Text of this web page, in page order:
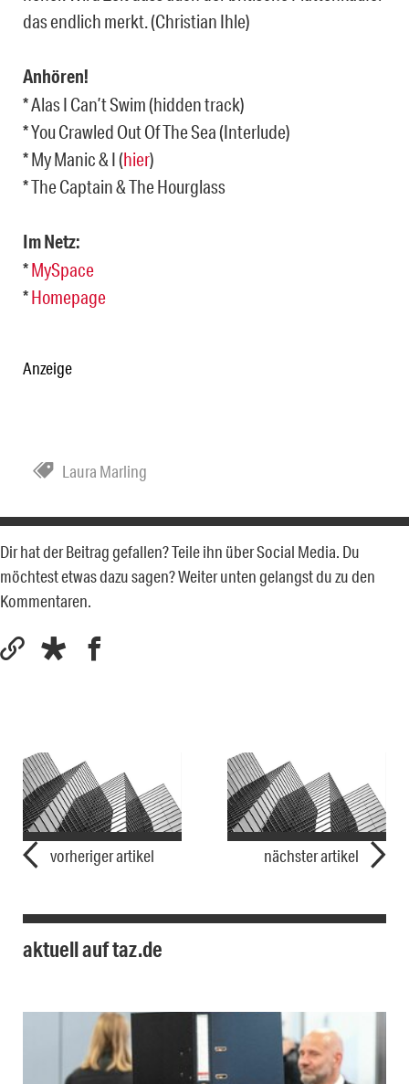
das endlich merkt. (Christian Ihle)
Anhören!
* Alas I Can’t Swim (hidden track)
* You Crawled Out Of The Sea (Interlude)
* My Manic & I (hier)
* The Captain & The Hourglass
Im Netz:
*MySpace
*Homepage
Anzeige
Laura Marling
Dir hat der Beitrag gefallen? Teile ihn über Social Media. Du
möchtest etwas dazu sagen? Weiter unten gelangst du zu den
Kommentaren.
vorheriger artikel nächster artikel
aktuell auf taz.de